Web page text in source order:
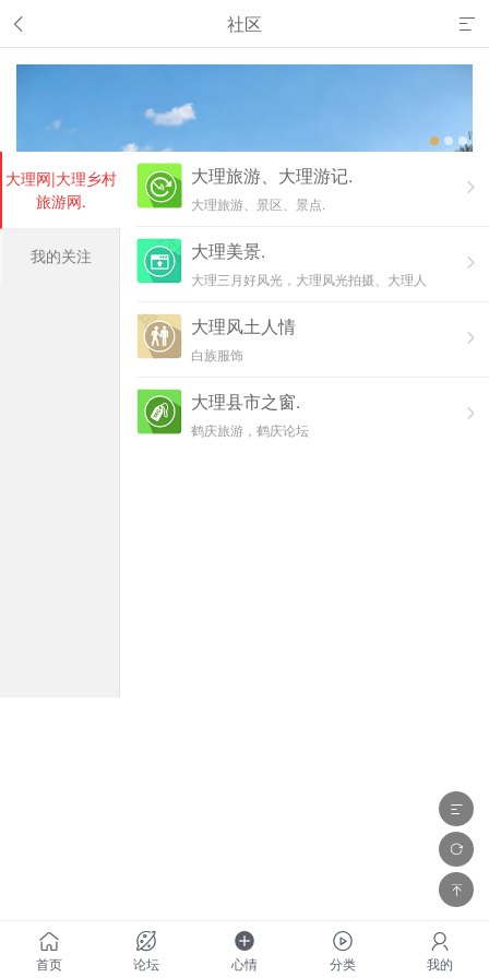
社区
大理网|大理乡村
旅游网.
我的关注
大理旅游、大理游记.
大理旅游、景区、景点.
大理美景.
大理三月好风光，大理风光拍摄、大理人
大理图片、漫画大理图片、动物大理图
片、原创大理图片、奇闻大理图片、历史
大理风土人情
白族服饰
大理县市之窗.
鹤庆旅游，鹤庆论坛
首页 论坛 心情 分类 我的